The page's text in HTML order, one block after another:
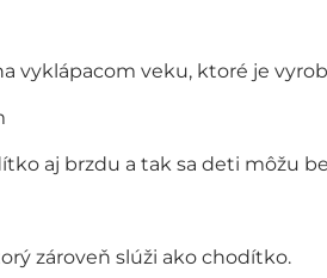
vyklápacom veku, ktoré je
aj brzdu a tak sa deti môžu
zároveň slúži ako chodítko.